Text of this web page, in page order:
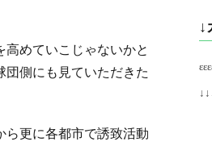
めていこじゃないかと
側にも見ていただきた
ら更に各都市で誘致活動
↓